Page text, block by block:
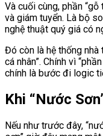
Và cuối cùng, phần
và giám tuyển. Là bộ
nghệ thuật quý giá có
Đó còn là hệ thống
cá nhân”. Chính vì
chính là bước đi logic
Khi “Nước
Nếu như trước đây,